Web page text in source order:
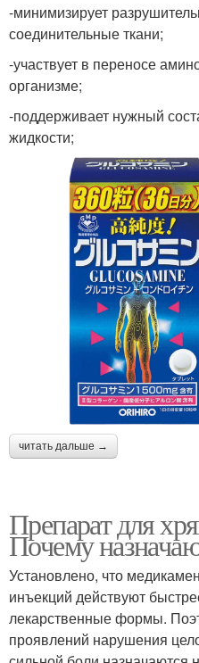
-минимизирует
соединительные ткани;
-участвует в переносе
организме;
-поддерживает нужный
жидкости;
читать дальше →
Препарат для
Почему
Установлено, что
инъекций действуют
лекарственные формы.
проявлений нарушения